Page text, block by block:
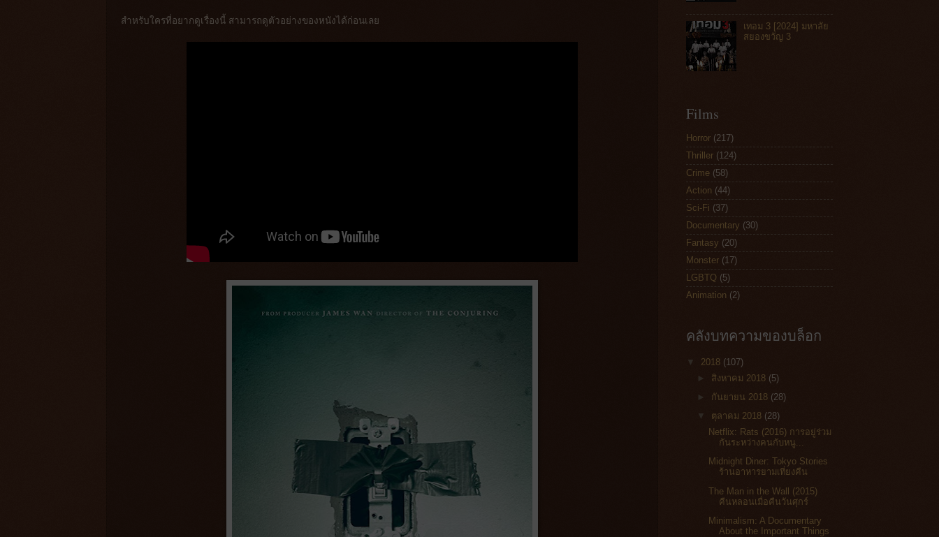
สำหรับใครที่อยากดูเรื่องนี้ สามารถดูตัวอย่างของหนังได้ก่อนเลย
เทอม 3 [2024] มหาลัย
สยองขวัญ 3
Films
Horror (217)
Thriller (124)
Crime (58)
Action (44)
Sci-Fi (37)
Documentary (30)
Fantasy (20)
Monster (17)
LGBTQ (5)
Animation (2)
คลังบทความของบล็อก
▼ 2018 (107)
► สิงหาคม 2018 (5)
► กันยายน 2018 (28)
▼ ตุลาคม 2018 (28)
Netflix: Rats (2016) การอยู่ร่วม
กันระหว่างคนกับหนู...
Midnight Diner: Tokyo Stories
ร้านอาหารยามเที่ยงคืน
The Man in the Wall (2015)
คืนหลอนเมื่อคืนวันศุกร์
Minimalism: A Documentary
About the Important Things